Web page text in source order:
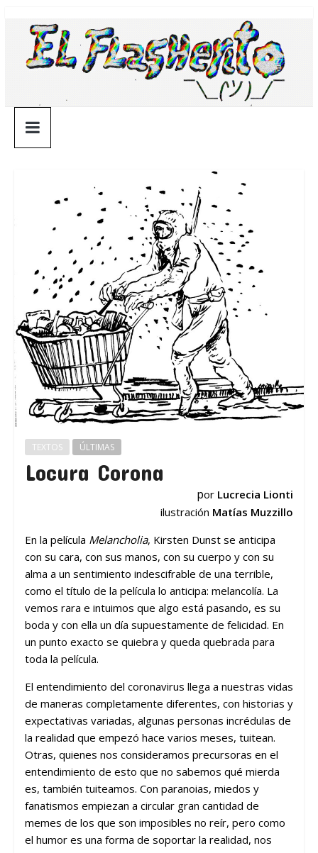
contenido
¯\_(ツ)_/
¯
TEXTOS ÚLTIMAS
Locura Corona
por Lucrecia Lionti
ilustración Matías Muzzillo
En la película Melancholia, Kirsten Dunst se anticipa
con su cara, con sus manos, con su cuerpo y con su
alma a un sentimiento indescifrable de una terrible,
como el título de la película lo anticipa: melancolía. La
vemos rara e intuimos que algo está pasando, es su
boda y con ella un día supuestamente de felicidad. En
un punto exacto se quiebra y queda quebrada para
toda la película.
El entendimiento del coronavirus llega a nuestras vidas
de maneras completamente diferentes, con historias y
expectativas variadas, algunas personas incrédulas de
la realidad que empezó hace varios meses, tuitean.
Otras, quienes nos consideramos precursoras en el
entendimiento de esto que no sabemos qué mierda
es, también tuiteamos. Con paranoias, miedos y
fanatismos empiezan a circular gran cantidad de
memes de los que son imposibles no reír, pero como
el humor es una forma de soportar la realidad, nos